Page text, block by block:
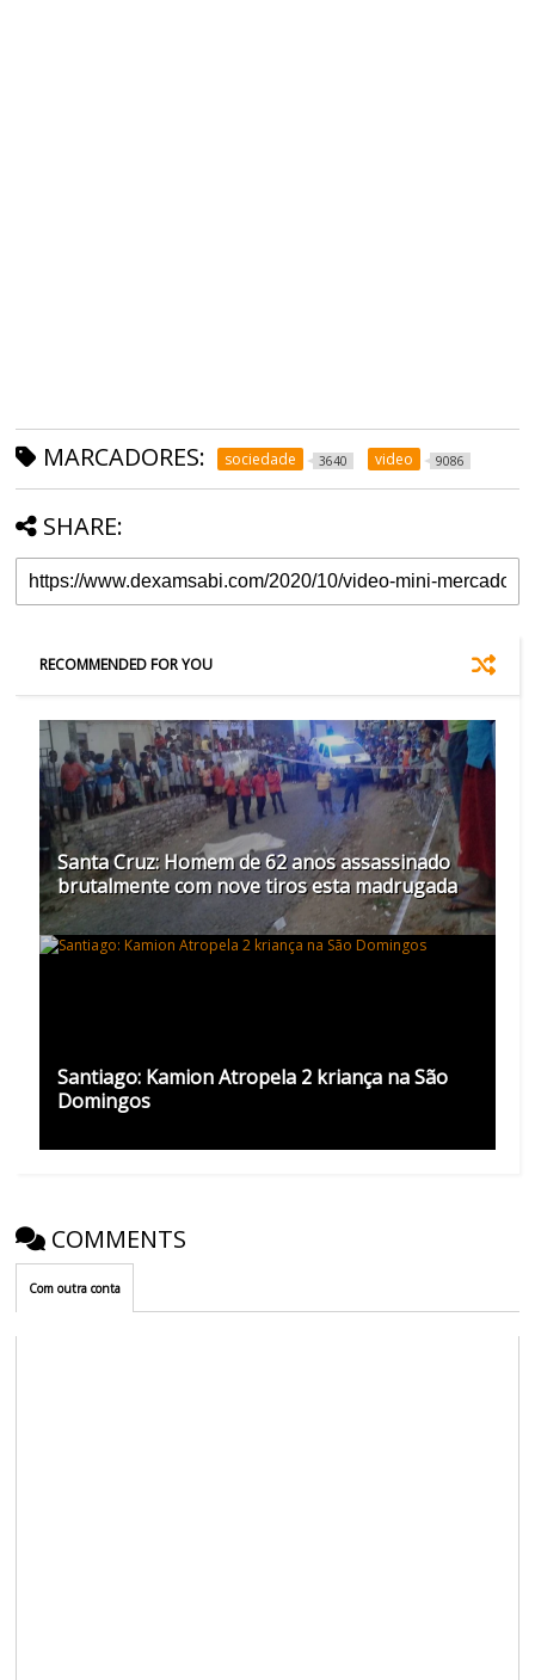
MARCADORES: sociedade 3640 video 9086
SHARE:
RECOMMENDED FOR YOU
Santa Cruz: Homem de 62 anos assassinado
brutalmente com nove tiros esta madrugada
Santiago: Kamion Atropela 2 kriança na São
Domingos
COMMENTS
Com outra conta